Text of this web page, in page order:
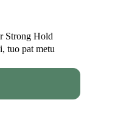
Strong Hold
tuo pat metu